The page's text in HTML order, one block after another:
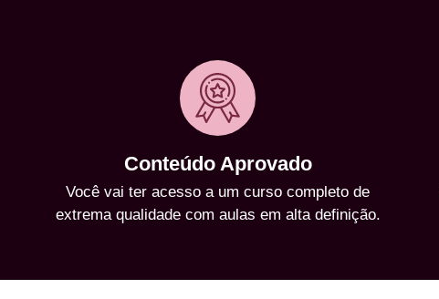
Conteúdo Aprovado
Você vai ter acesso a um curso completo de
extrema qualidade com aulas em alta definição.